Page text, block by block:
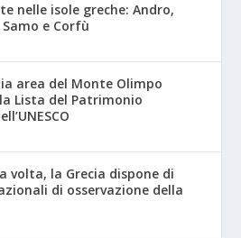
nelle isole greche: Andro,
e Corfù
area del Monte Olimpo
Lista del Patrimonio
volta, la Grecia dispone di
di osservazione della